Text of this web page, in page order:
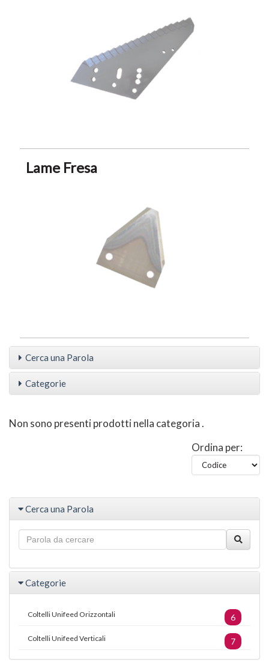
Lame Fresa
Cerca una Parola
Categorie
Non sono presenti prodotti nella categoria.
Ordina per:
Cerca una Parola
Categorie
Coltelli Unifeed Orizzontali 6
Coltelli Unifeed Verticali 7